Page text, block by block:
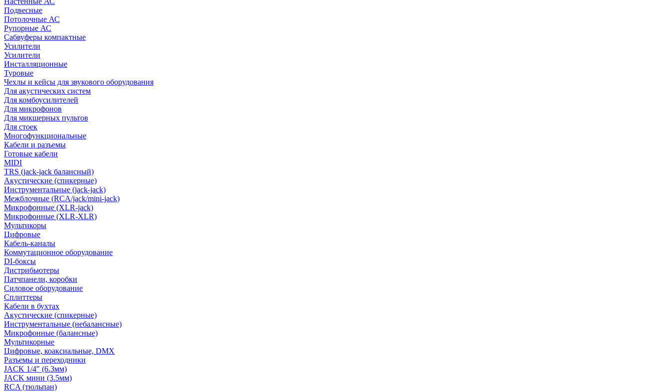
Подвесные
Потолочные АС
Рупорные АС
Сабвуферы компактные
Усилители
Усилители
Инсталляционные
Туровые
Чехлы и кейсы для звукового оборудования
Для акустических систем
Для комбоусилителей
Для микрофонов
Для микшерных пультов
Для стоек
Многофункциональные
Кабели и разъемы
Готовые кабели
MIDI
TRS (jack-jack балансный)
Акустические (спикерные)
Инструментальные (jack-jack)
Межблочные (RCA/jack/mini-jack)
Микрофонные (XLR-jack)
Микрофонные (XLR-XLR)
Мультикоры
Цифровые
Кабель-каналы
Коммутационное оборудование
DI-боксы
Дистрибьютеры
Патчпанели, коробки
Силовое оборудование
Сплиттеры
Кабели в бухтах
Акустические (спикерные)
Инструментальные (небалансные)
Микрофонные (балансные)
Мультикорные
Цифровые, коаксиальные, DMX
Разъемы и переходники
JACK 1/4" (6.3мм)
JACK мини (3.5мм)
RCA (тюльпан)